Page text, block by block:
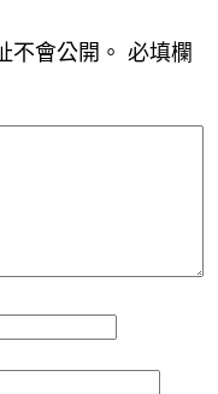
不會公開。 必填欄